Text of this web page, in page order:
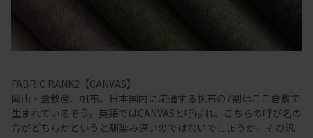
FABRIC RANK2【CANVAS】
岡山・倉敷産、帆布。日本国内に流通する帆布の7割はここ倉敷で
生まれているそう。英語ではCANVASと呼ばれ、こちらの呼び名の
方がどちらかというと馴染み深いのではないでしょうか。その汎